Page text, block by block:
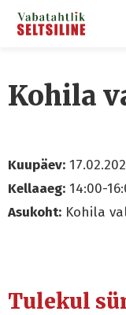
Kohila
Kuupäev:
Kellaaeg: 14:00-
Asukoht: Kohila
Tulekul